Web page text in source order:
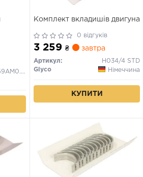
MB5269AM0.25
Комплект вкладишів двигуна
0 відгуків
3 259 ₴ завтра
Артикул:
H034/4 STD
Glyco
Німеччина
КУПИТИ